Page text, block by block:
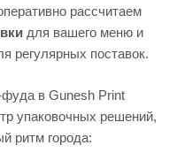
рассчитаем
для вашего меню и
регулярных поставок.
в Gunesh Print
упаковочных решений,
ритм города: